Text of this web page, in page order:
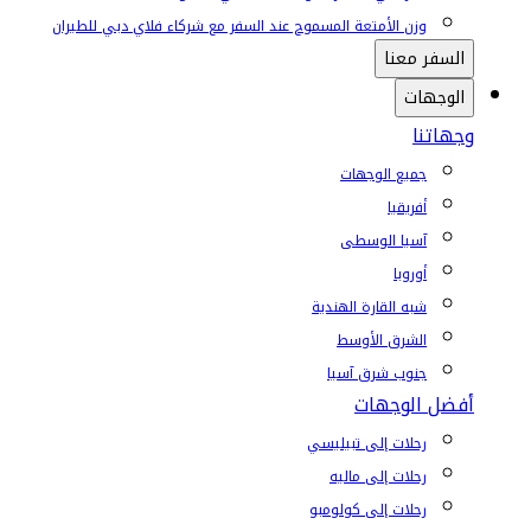
وزن الأمتعة المسموح عند السفر مع شركاء فلاي دبي للطيران
السفر معنا
الوجهات
وجهاتنا
جميع الوجهات
أفريقيا
آسيا الوسطى
أوروبا
شبه القارة الهندية
الشرق الأوسط
جنوب شرق آسيا
أفضل الوجهات
رحلات إلى تبيليسي
رحلات إلى ماليه
رحلات إلى كولومبو